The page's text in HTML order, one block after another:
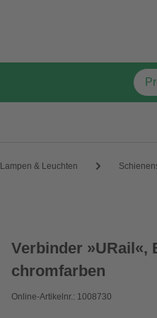
Lampen & Leuchten
Verbinder »URail«,
chromfarben
Online-Artikelnr.: 1008730